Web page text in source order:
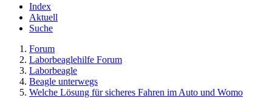
Index
Aktuell
Suche
Forum
Laborbeaglehilfe Forum
Laborbeagle
Beagle unterwegs
Welche Lösung für sicheres Fahren im Auto und Womo